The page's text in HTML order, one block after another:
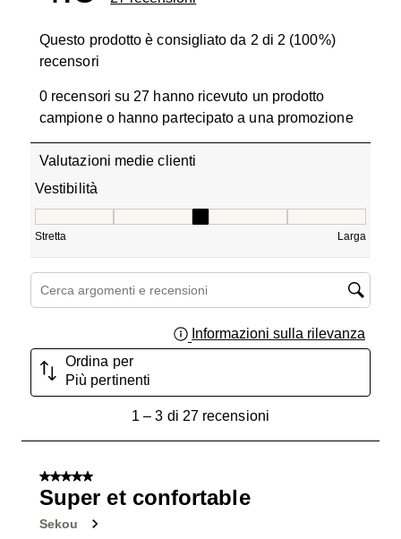
Questo prodotto è consigliato da 2 di 2 (100%)
recensori
0 recensori su 27 hanno ricevuto un prodotto
campione o hanno partecipato a una promozione
Valutazioni medie clienti
Vestibilità
Stretta Larga
Cerca argomenti e ricerca delle recensioni
Informazioni sulla rilevanza
Ordina per
Più pertinenti
recensioni.
1 – 3 di 27 recensioni
5 su 5 stelle.
Super et confortable
Sekou